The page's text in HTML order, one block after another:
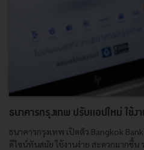
ธนาคารกรุงเทพ ปรับแอปใหม่ ใช้
ธนาคารกรุงเทพ เปิดตัว Bangkok
ดีไซน์ทันสมัย ใช้งานง่าย สะดวกมากขึ้